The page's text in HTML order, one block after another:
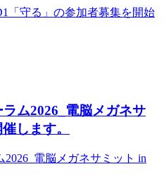
「守る」の参加者募集を開始
ム2026_電脳メガネサ
します。
電脳メガネサミット in